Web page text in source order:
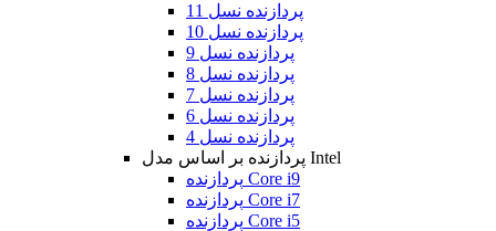
پردازنده نسل 11
پردازنده نسل 10
پردازنده نسل 9
پردازنده نسل 8
پردازنده نسل 7
پردازنده نسل 6
پردازنده نسل 4
پردازنده بر اساس مدل Intel
پردازنده Core i9
پردازنده Core i7
پردازنده Core i5